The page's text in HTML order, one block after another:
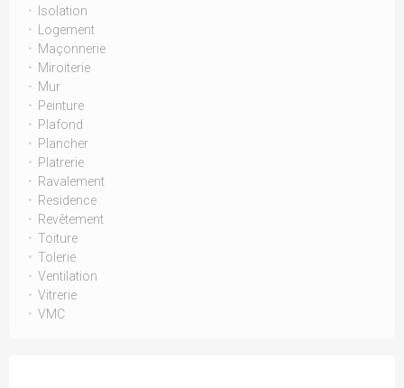
Isolation
Logement
Maçonnerie
Miroiterie
Mur
Peinture
Plafond
Plancher
Platrerie
Ravalement
Residence
Revêtement
Toiture
Tolerie
Ventilation
Vitrerie
VMC